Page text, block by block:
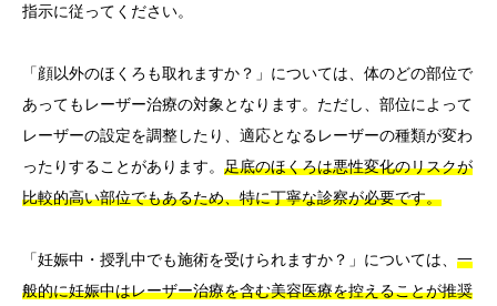
指示に従ってください。
「顔以外のほくろも取れますか？」については、体のどの部位で
あってもレーザー治療の対象となります。ただし、部位によって
レーザーの設定を調整したり、適応となるレーザーの種類が変わ
ったりすることがあります。 足底のほくろは悪性変化のリスクが
比較的高い部位でもあるため、特に丁寧な診察が必要です。
「妊娠中・授乳中でも施術を受けられますか？」については、 一
般的に妊娠中はレーザー治療を含む美容医療を控えることが推奨